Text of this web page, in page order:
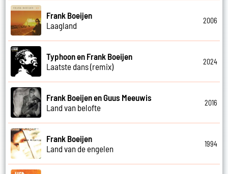
Frank Boeijen
Laagland
2006
Typhoon en Frank Boeijen
Laatste dans (remix)
2024
Frank Boeijen en Guus Meeuwis
Land van belofte
2016
Frank Boeijen
Land van de engelen
1994